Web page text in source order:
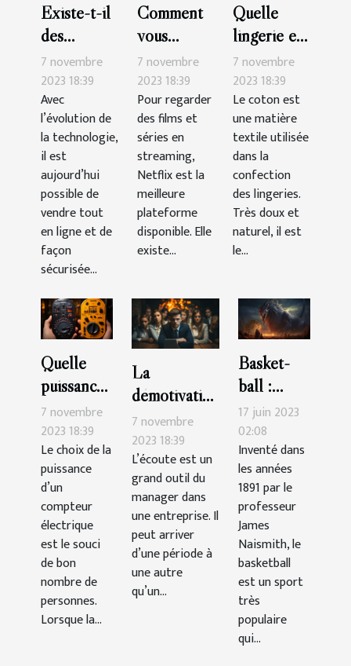
Existe-t-il
des
possibilités
de vendre
le CBD en
ligne ?
7 novembre
2023 18:39
Avec
l’évolution de
la technologie,
il est
aujourd’hui
possible de
vendre tout
en ligne et de
façon
sécurisée...
Comment
vous
abonner à
Netflix ?
7 novembre
2023 18:39
Pour regarder
des films et
séries en
streaming,
Netflix est la
meilleure
plateforme
disponible. Elle
existe...
Quelle
lingerie en
coton
choisir ?
7 novembre
2023 18:39
Le coton est
une matière
textile utilisée
dans la
confection
des lingeries.
Très doux et
naturel, il est
le...
Quelle
puissance
de
compteur
choisir ?
7 novembre
2023 18:39
Le choix de la
puissance
d’un
compteur
électrique
est le souci
de bon
nombre de
personnes.
Lorsque la...
La
démotivation
du
personnel :
comment la
gérer ?
7 novembre
2023 18:39
L’écoute est un
grand outil du
manager dans
une entreprise. Il
peut arriver
d’une période à
une autre
qu’un...
Basket-
ball :
quelle est
la durée
d’un
match ?
17 juin 2023
02:08
Inventé dans
les années
1891 par le
professeur
James
Naismith, le
basketball
est un sport
très
populaire
qui...